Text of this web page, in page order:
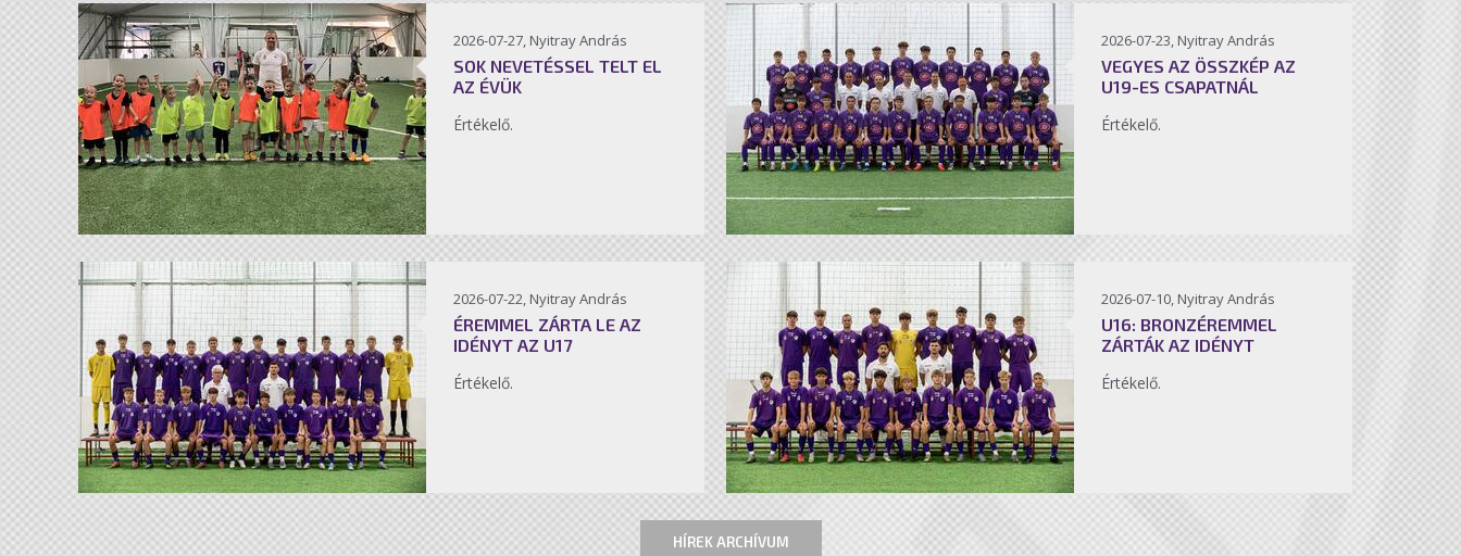
2026-07-27, Nyitray András
SOK NEVETÉSSEL TELT EL
AZ ÉVÜK
Értékelő.
2026-07-23, Nyitray András
VEGYES AZ ÖSSZKÉP AZ
U19-ES CSAPATNÁL
Értékelő.
2026-07-22, Nyitray András
ÉREMMEL ZÁRTA LE AZ
IDÉNYT AZ U17
Értékelő.
2026-07-10, Nyitray András
U16: BRONZÉREMMEL
ZÁRTÁK AZ IDÉNYT
Értékelő.
HÍREK ARCHÍVUM